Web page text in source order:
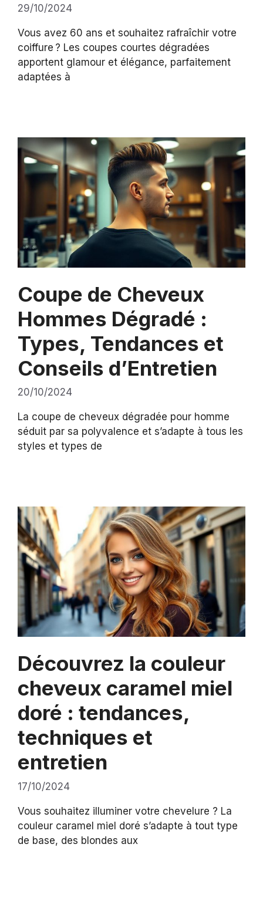
29/10/2024
Vous avez 60 ans et souhaitez rafraîchir votre
coiffure ? Les coupes courtes dégradées
apportent glamour et élégance, parfaitement
adaptées à
Coupe de Cheveux
Hommes Dégradé :
Types, Tendances et
Conseils d’Entretien
20/10/2024
La coupe de cheveux dégradée pour homme
séduit par sa polyvalence et s’adapte à tous les
styles et types de
Découvrez la couleur
cheveux caramel miel
doré : tendances,
techniques et
entretien
17/10/2024
Vous souhaitez illuminer votre chevelure ? La
couleur caramel miel doré s’adapte à tout type
de base, des blondes aux